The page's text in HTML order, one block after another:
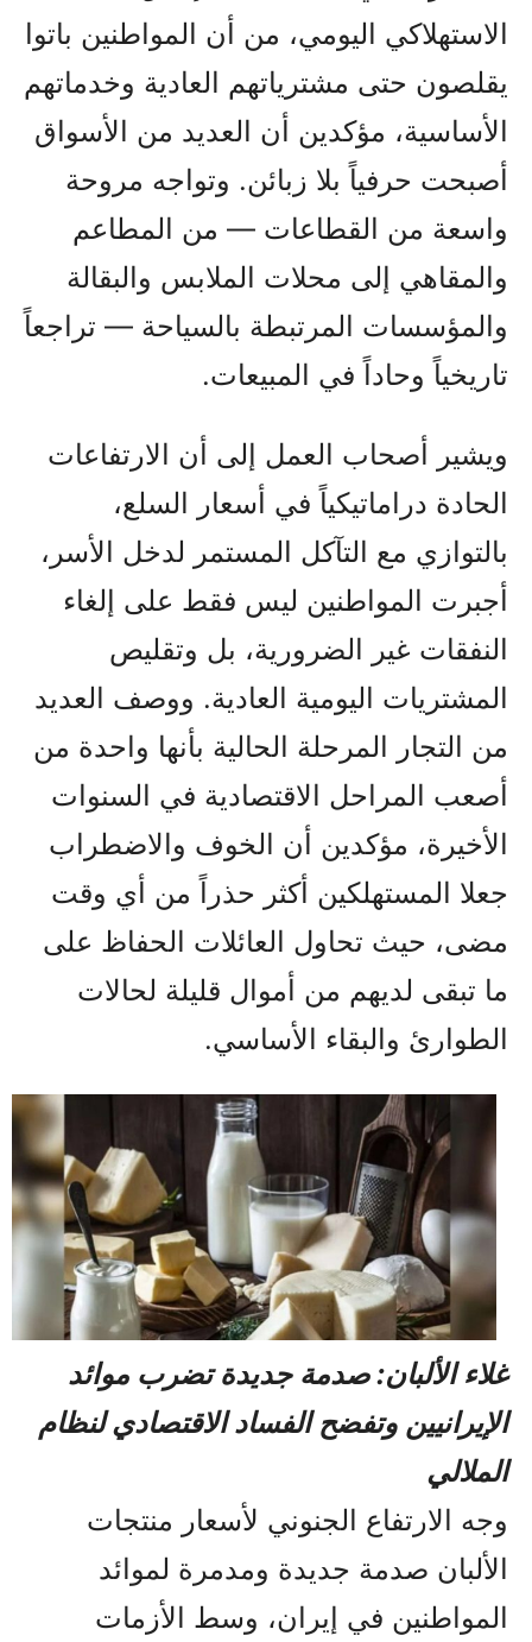
الاستهلاكي اليومي، من أن المواطنين باتوا
يقلصون حتى مشترياتهم العادية وخدماتهم
الأساسية، مؤكدين أن العديد من الأسواق
أصبحت حرفياً بلا زبائن. وتواجه مروحة
واسعة من القطاعات — من المطاعم
والمقاهي إلى محلات الملابس والبقالة
والمؤسسات المرتبطة بالسياحة — تراجعاً
تاريخياً وحاداً في المبيعات.
ويشير أصحاب العمل إلى أن الارتفاعات
الحادة دراماتيكياً في أسعار السلع،
بالتوازي مع التآكل المستمر لدخل الأسر،
أجبرت المواطنين ليس فقط على إلغاء
النفقات غير الضرورية، بل وتقليص
المشتريات اليومية العادية. ووصف العديد
من التجار المرحلة الحالية بأنها واحدة من
أصعب المراحل الاقتصادية في السنوات
الأخيرة، مؤكدين أن الخوف والاضطراب
جعلا المستهلكين أكثر حذراً من أي وقت
مضى، حيث تحاول العائلات الحفاظ على
ما تبقى لديهم من أموال قليلة لحالات
الطوارئ والبقاء الأساسي.
غلاء الألبان: صدمة جديدة تضرب موائد
الإيرانيين وتفضح الفساد الاقتصادي لنظام
الملالي
وجه الارتفاع الجنوني لأسعار منتجات
الألبان صدمة جديدة ومدمرة لموائد
المواطنين في إيران، وسط الأزمات